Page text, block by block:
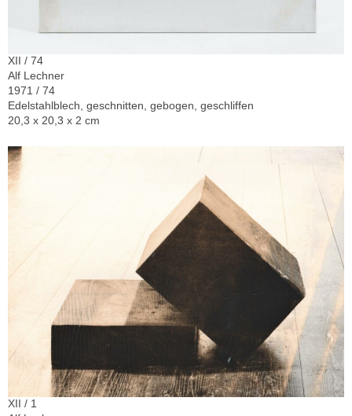
XII / 74
Alf Lechner
1971 / 74
Edelstahlblech, geschnitten, gebogen, geschliffen
20,3 x 20,3 x 2 cm
XII / 1